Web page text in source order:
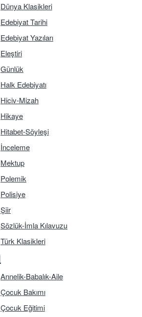
Dünya Klasikleri
Edebiyat Tarihi
Edebiyat Yazıları
Eleştiri
Günlük
Halk Edebiyatı
Hiciv-Mizah
Hikaye
Hitabet-Söyleşi
İnceleme
Mektup
Polemik
Polisiye
Şiir
Sözlük-İmla Kılavuzu
Türk Klasikleri
Annelik-Babalık-Aile
Çocuk Bakımı
Çocuk Eğitimi